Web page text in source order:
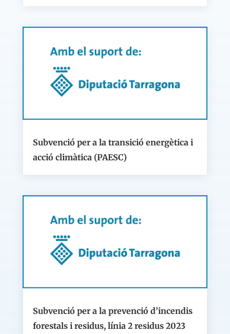
Subvenció per a la transició energètica i
acció climàtica (PAESC)
Subvenció per a la prevenció d’incendis
forestals i residus, línia 2 residus 2023